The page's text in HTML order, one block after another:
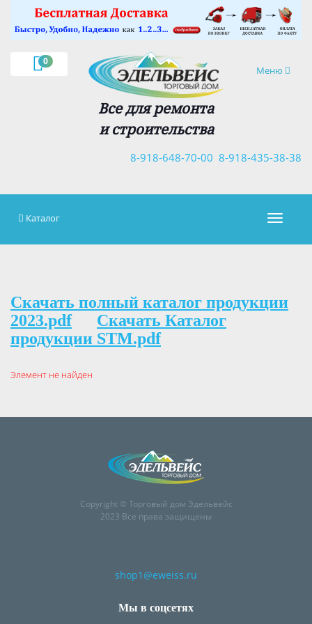
0
Навигация
Меню
Все для ремонта
и строительства
8-918-435-38-38
8-918-648-70-00
×
Каталог
Скачать полный каталог продукции
2023.pdf
Скачать Каталог
продукции STM.pdf
Элемент не найден
Copyright © Торговый дом Эдельвейс
2023 Все права защищены
shop1@eweiss.ru
Мы в соцсетях